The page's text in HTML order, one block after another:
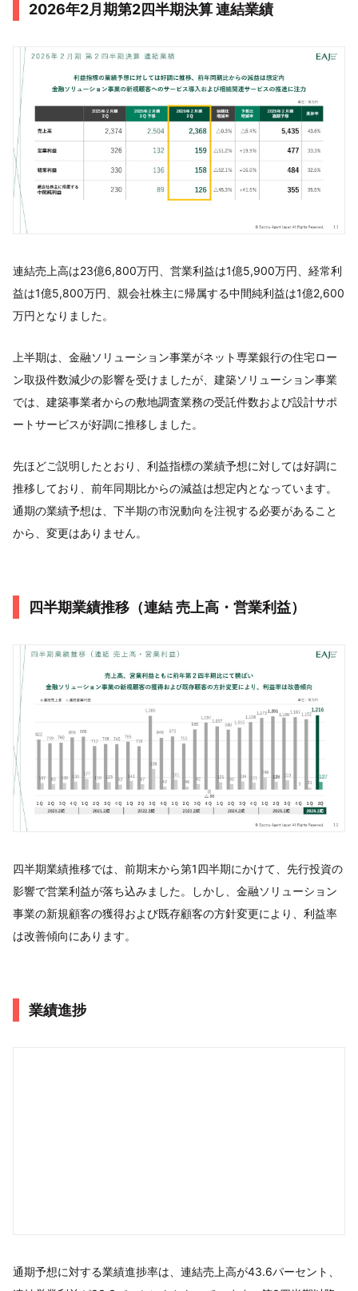
2026年2月期第2四半期決算 連結業績
連結売上高は23億6,800万円、営業利益は1億5,900万円、経常利
益は1億5,800万円、親会社株主に帰属する中間純利益は1億2,600
万円となりました。
上半期は、金融ソリューション事業がネット専業銀行の住宅ロー
ン取扱件数減少の影響を受けましたが、建築ソリューション事業
では、建築事業者からの敷地調査業務の受託件数および設計サポ
ートサービスが好調に推移しました。
先ほどご説明したとおり、利益指標の業績予想に対しては好調に
推移しており、前年同期比からの減益は想定内となっています。
通期の業績予想は、下半期の市況動向を注視する必要があること
から、変更はありません。
四半期業績推移（連結 売上高・営業利益）
四半期業績推移では、前期末から第1四半期にかけて、先行投資の
影響で営業利益が落ち込みました。しかし、金融ソリューション
事業の新規顧客の獲得および既存顧客の方針変更により、利益率
は改善傾向にあります。
業績進捗
通期予想に対する業績進捗率は、連結売上高が43.6パーセント、